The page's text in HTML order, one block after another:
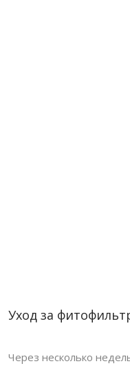
Уход за
Через несколько